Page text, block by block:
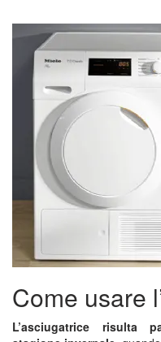
Come usare
L’asciugatrice risulta